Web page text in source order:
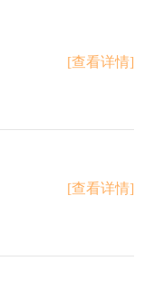
[查看详情]
[查看详情]